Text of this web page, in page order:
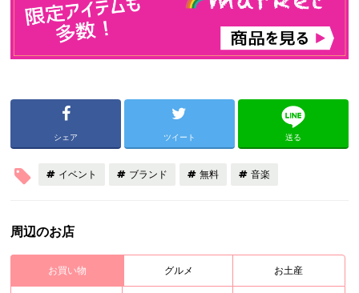
シェア ツイート 送る
イベント ブランド 無料 音楽
周辺のお店
お買い物 グルメ お土産